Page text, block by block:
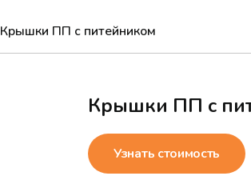
Крышки ПП с питейником
Крышки ПП с
Узнать стоимость